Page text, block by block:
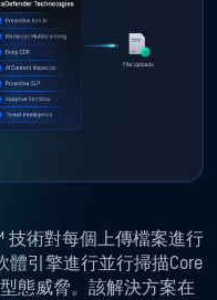
技術對每個上傳檔案進行
引擎進行並行掃描Core
態威脅。該解決方案在